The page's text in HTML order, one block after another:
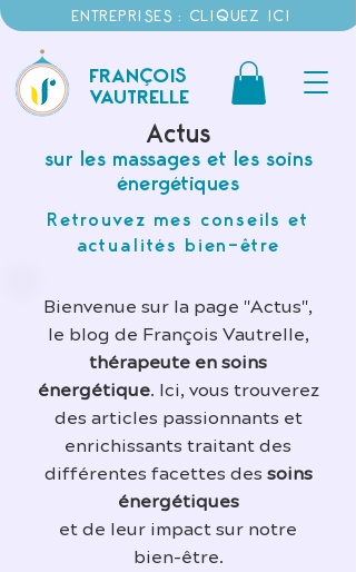
ENTREPRISES : CLIQUEZ ICI
FRANÇOIS
VAUTRELLE
Actus
sur les massages et les soins
énergétiques
Retrouvez mes conseils et
actualités bien-être
Bienvenue sur la page "Actus",
le blog de François Vautrelle,
thérapeute en soins
énergétique. Ici, vous trouverez
des articles passionnants et
enrichissants traitant des
différentes facettes des soins
énergétiques
et de leur impact sur notre
bien-être.